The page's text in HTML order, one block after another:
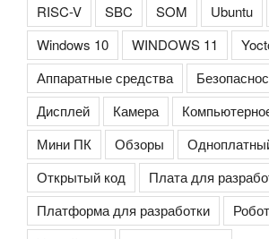
RISC-V
SBC SOM Ubuntu
Windows 10
WINDOWS 11
Аппаратные средства
Дисплей
Камера
Мини ПК
Обзоры
Открытый код
Плата для
Платформа для разработки